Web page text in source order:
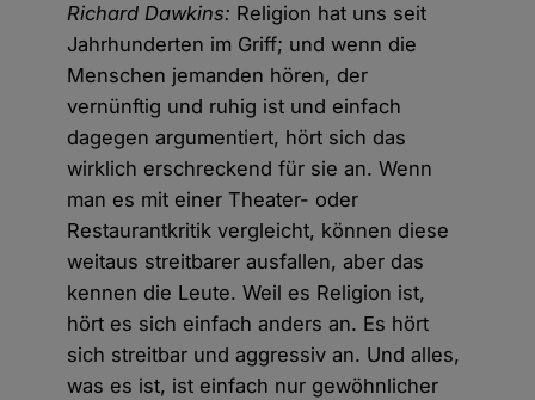
Richard Dawkins: Religion hat uns seit
Jahrhunderten im Griff; und wenn die
Menschen jemanden hören, der
vernünftig und ruhig ist und einfach
dagegen argumentiert, hört sich das
wirklich erschreckend für sie an. Wenn
man es mit einer Theater- oder
Restaurantkritik vergleicht, können diese
weitaus streitbarer ausfallen, aber das
kennen die Leute. Weil es Religion ist,
hört es sich einfach anders an. Es hört
sich streitbar und aggressiv an. Und alles,
was es ist, ist einfach nur gewöhnlicher